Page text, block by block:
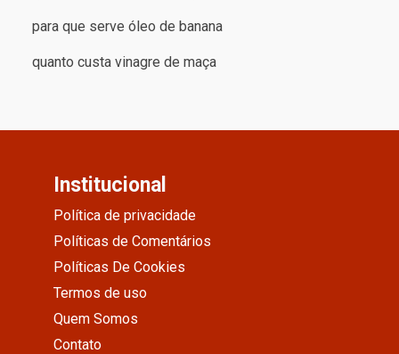
para que serve óleo de banana
quanto custa vinagre de maça
Institucional
Política de privacidade
Políticas de Comentários
Políticas De Cookies
Termos de uso
Quem Somos
Contato